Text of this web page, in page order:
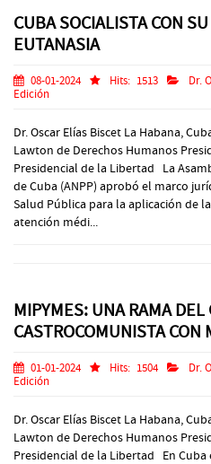
CUBA SOCIALISTA CON
EUTANASIA
08-01-2024 Hits: 1513 Dr.
Edición
Dr. Oscar Elías Biscet La Habana,
Lawton de Derechos Humanos
Presidencial de la Libertad La
de Cuba (ANPP) aprobó el marco
Salud Pública para la aplicación de
atención médi...
MIPYMES: UNA RAMA DEL
CASTROCOMUNISTA CON
01-01-2024 Hits: 1504 Dr.
Edición
Dr. Oscar Elías Biscet La Habana,
Lawton de Derechos Humanos
Presidencial de la Libertad En